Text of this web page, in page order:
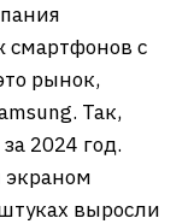
смартфонов с
рынок,
Так,
2024 год.
экраном
выросли